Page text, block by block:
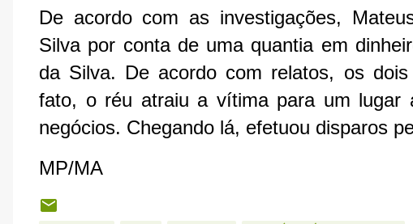
De acordo com as investigações,
Silva por conta de uma quantia em
da Silva. De acordo com relatos, os
fato, o réu atraiu a vítima para um lugar
negócios. Chegando lá, efetuou disparos
MP/MA